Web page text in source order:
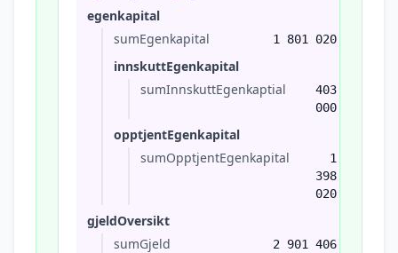
egenkapital
sumEgenkapital
1 801 020
innskuttEgenkapital
sumInnskuttEgenkaptial
403
000
opptjentEgenkapital
sumOpptjentEgenkapital
1
398
020
gjeldOversikt
sumGjeld
2 901 406